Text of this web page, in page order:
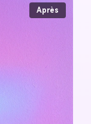
Après